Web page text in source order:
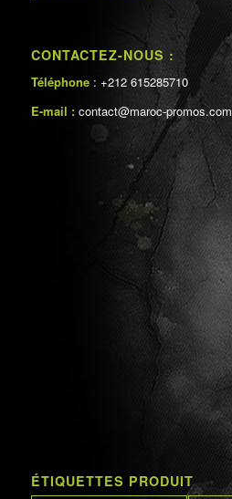
CONTACTEZ-NOUS :
Téléphone : +212 615285710
E-mail : contact@maroc-promos.com
ÉTIQUETTES PRODUIT